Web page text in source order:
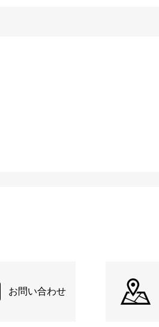
お問い合わせ